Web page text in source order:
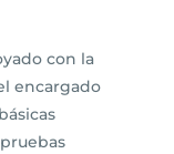
con la
encargado